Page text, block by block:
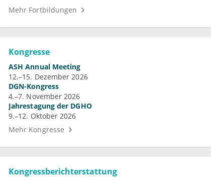
Mehr Fortbildungen
Kongresse
ASH Annual Meeting
12.–15. Dezember 2026
DGN-Kongress
4.–7. November 2026
Jahrestagung der DGHO
9.–12. Oktober 2026
Mehr Kongresse
Kongressberichterstattung